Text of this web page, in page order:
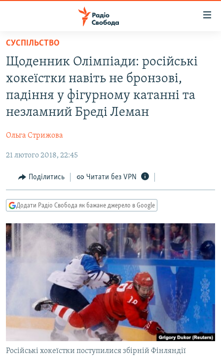
Перейти
основного
матеріалу
Перейти
до
основної
Перейти
до
ВСЕ ЗА ДОБУ
СТАТТІ
СУСПІЛЬСТВО
КУЛЬТУРА
СПОРТ
СВІТ
ДОНБАС.РЕАЛІЇ
КРИМ.РЕАЛІЇ
ТИ ЯК?
КИТАЙ.ВИКЛИКИ
МУЛЬТИМЕДІА
ФОТО
СПЕЦПРОЄКТИ
ПОДКАСТИ
КРИМ РЕАЛІЇ
УКР
СУСПІЛЬСТВО
Щоденник Олімпіади: російські
хокеїстки навіть не бронзові,
падіння у фігурному катанні та
незламний Бреді Леман
Ольга Стрижова
21 лютого 2018, 22:45
Поділитись Читати без VPN
Додати Радіо Свобода як бажане джерело в Google
Російські хокеїстки поступилися збірній Фінляндії